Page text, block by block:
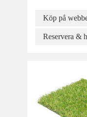
Köp på
Reservera &